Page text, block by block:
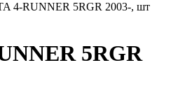
4-RUNNER 5RGR 2003-, шт
5RGR